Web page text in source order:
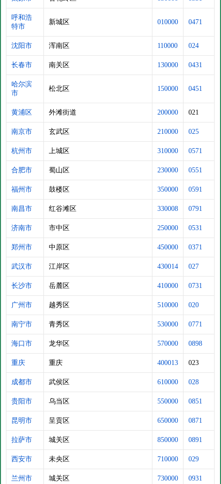
呼和浩
特市
新城区 010000 0471
沈阳市 浑南区 110000 024
长春市 南关区 130000 0431
哈尔滨
市
松北区 150000 0451
黄浦区 外滩街道 200000 021
南京市 玄武区 210000 025
杭州市 上城区 310000 0571
合肥市 蜀山区 230000 0551
福州市 鼓楼区 350000 0591
南昌市 红谷滩区 330008 0791
济南市 市中区 250000 0531
郑州市 中原区 450000 0371
武汉市 江岸区 430014 027
长沙市 岳麓区 410000 0731
广州市 越秀区 510000 020
南宁市 青秀区 530000 0771
海口市 龙华区 570000 0898
重庆 重庆 400013 023
成都市 武侯区 610000 028
贵阳市 乌当区 550000 0851
昆明市 呈贡区 650000 0871
拉萨市 城关区 850000 0891
西安市 未央区 710000 029
兰州市 城关区 730000 0931